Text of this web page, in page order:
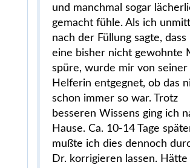
und manchmal sogar
gemacht fühle. Als ich
nach der Füllung sagte, dass
eine bisher nicht gewohnte
spüre, wurde mir von seiner
Helferin entgegnet, ob das
schon immer so war. Trotz
besseren Wissens ging ich
Hause. Ca. 10-14 Tage
mußte ich dies dennoch
Dr. korrigieren lassen. Hätte